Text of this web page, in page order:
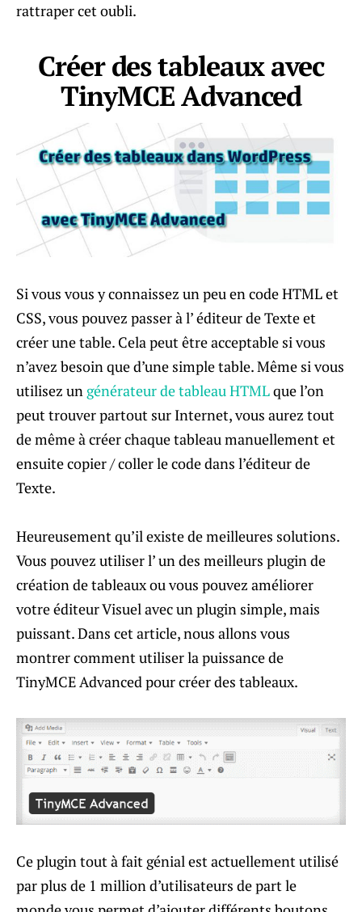
rattraper cet oubli.
Créer des tableaux avec
TinyMCE Advanced
Si vous vous y connaissez un peu en code HTML et
CSS, vous pouvez passer à l’ éditeur de Texte et
créer une table. Cela peut être acceptable si vous
n’avez besoin que d’une simple table. Même si vous
utilisez un générateur de tableau HTMLque l’on
peut trouver partout sur Internet, vous aurez tout
de même à créer chaque tableau manuellement et
ensuite copier / coller le code dans l’éditeur de
Texte.
Heureusement qu’il existe de meilleures solutions.
Vous pouvez utiliser l’ un des meilleurs plugin de
création de tableaux ou vous pouvez améliorer
votre éditeur Visuel avec un plugin simple, mais
puissant. Dans cet article, nous allons vous
montrer comment utiliser la puissance de
TinyMCE Advanced pour créer des tableaux.
Ce plugin tout à fait génial est actuellement utilisé
par plus de 1 million d’utilisateurs de part le